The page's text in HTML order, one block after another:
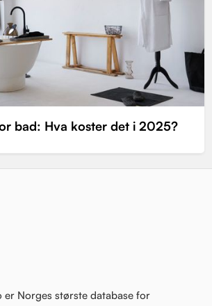
bad: Hva koster det i 2025?
er Norges største database for